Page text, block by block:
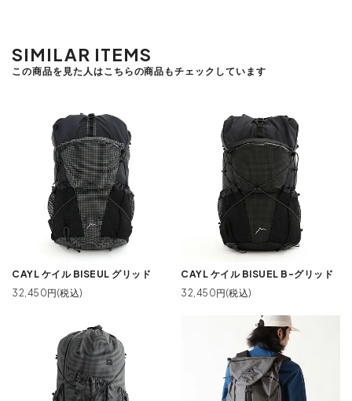
SIMILAR ITEMS
この商品を見た人はこちらの商品もチェックしています
CAYL ケイル BISEUL グリッド
32,450円(税込)
CAYL ケイル BISUEL B-グリッド
32,450円(税込)